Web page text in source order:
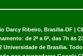
Darcy Ribeiro,Brasília-DF |
de 2ª a 6ª, das 7h às
Universidade de Brasília.